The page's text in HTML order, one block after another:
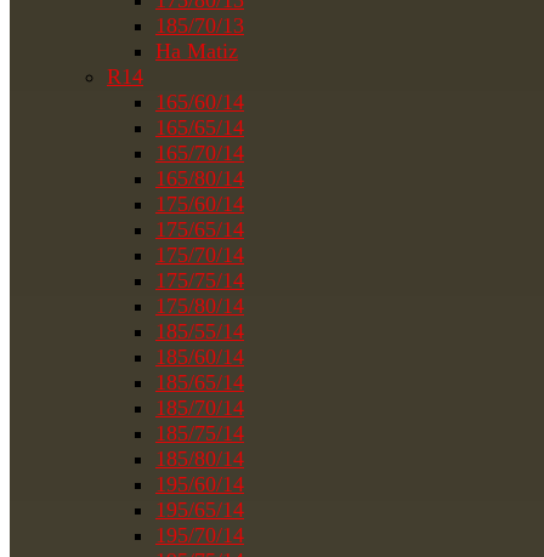
185/70/13
На Matiz
R14
165/60/14
165/65/14
165/70/14
165/80/14
175/60/14
175/65/14
175/70/14
175/75/14
175/80/14
185/55/14
185/60/14
185/65/14
185/70/14
185/75/14
185/80/14
195/60/14
195/65/14
195/70/14